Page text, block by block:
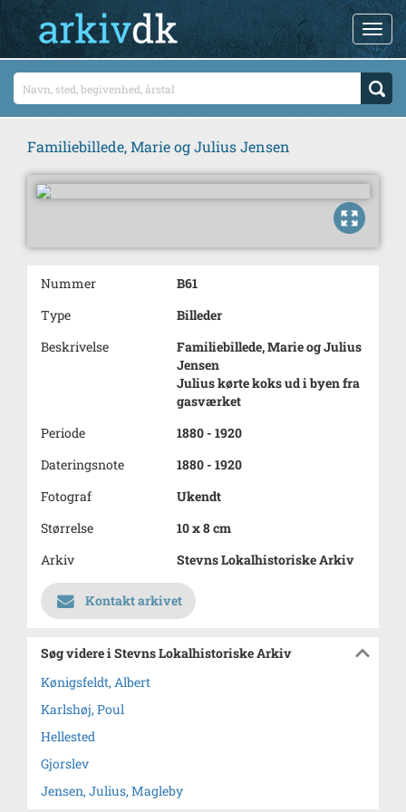
Familiebillede, Marie og Julius Jensen
Nummer
B61
Type
Billeder
Beskrivelse
Familiebillede, Marie og Julius
Jensen
Julius kørte koks ud i byen fra
gasværket
Periode
1880 - 1920
Dateringsnote
1880 - 1920
Fotograf
Ukendt
Størrelse
10 x 8 cm
Arkiv
Stevns Lokalhistoriske Arkiv
Kontakt arkivet
Søg videre i Stevns Lokalhistoriske Arkiv
Kønigsfeldt, Albert
Karlshøj, Poul
Hellested
Gjorslev
Jensen, Julius, Magleby